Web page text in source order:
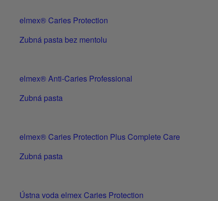
elmex® Caries Protection
Zubná pasta bez mentolu
elmex® Anti-Caries Professional
Zubná pasta
elmex® Caries Protection Plus Complete Care
Zubná pasta
Ústna voda elmex Caries Protection